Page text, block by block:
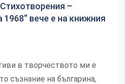
–
вече е на книжния
в творчеството ми е
съзнание на българина,